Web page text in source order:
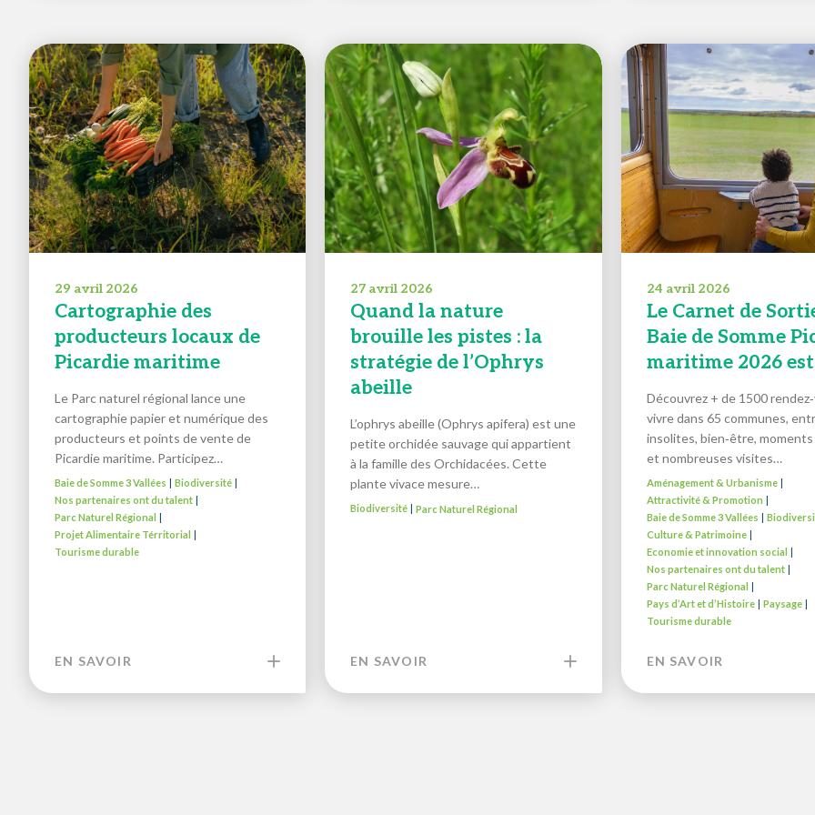
29 avril 2026
Cartographie des
producteurs locaux de
Picardie maritime
Le Parc naturel régional lance une
cartographie papier et numérique des
producteurs et points de vente de
Picardie maritime. Participez…
Baie de Somme 3 Vallées Biodiversité
Nos partenaires ont du talent
Parc Naturel Régional
Projet Alimentaire Térritorial
Tourisme durable
EN SAVOIR
27 avril 2026
Quand la nature
brouille les pistes : la
stratégie de l’Ophrys
abeille
L’ophrys abeille (Ophrys apifera) est une
petite orchidée sauvage qui appartient
à la famille des Orchidacées. Cette
plante vivace mesure…
Biodiversité |Parc Naturel Régional
EN SAVOIR
24 avril 2026
Le Carnet de
Baie de Somme
maritime 2026
Découvrez + de 1500
vivre dans 65 communes,
insolites, bien‑être,
et nombreuses visites…
Aménagement & Urbanisme|
Attractivité & Promotion
Baie de Somme 3 Vallées
Culture & Patrimoine|
Economie et innovation social
Nos partenaires ont du talent|
Parc Naturel Régional
Pays d’Art et d’Histoire| Paysage|
Tourisme durable
EN SAVOIR